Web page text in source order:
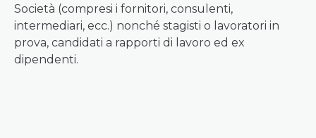
Società (compresi i fornitori, consulenti,
intermediari, ecc.) nonché stagisti o lavoratori in
prova, candidati a rapporti di lavoro ed ex
dipendenti.